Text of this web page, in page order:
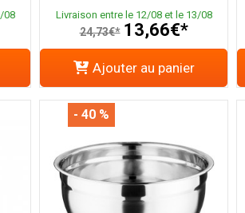
08
Livraison entre le 12/08 et le 13/08
24,73€* 13,66€*
Ajouter au panier
- 40 %